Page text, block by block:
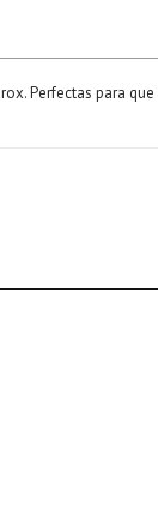
Perfectas para